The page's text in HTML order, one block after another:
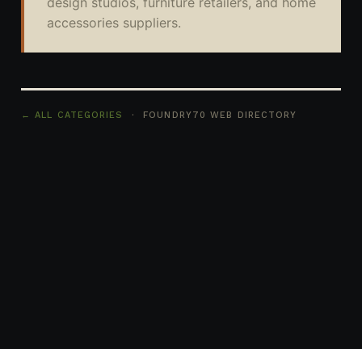
accessories suppliers.
← ALL CATEGORIES · FOUNDRY70 WEB DIRECTORY